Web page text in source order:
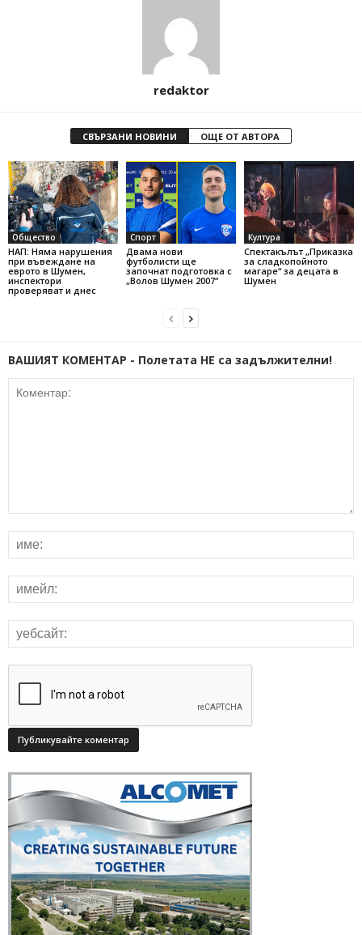
redaktor
СВЪРЗАНИ НОВИНИ ОЩЕ ОТ АВТОРА
Общество
НАП: Няма нарушения
при въвеждане на
еврото в Шумен,
инспектори
проверяват и днес
Спорт
Двама нови
футболисти ще
започнат подготовка с
„Волов Шумен 2007“
Култура
Спектакълът „Приказка
за сладкопойното
магаре“ за децата в
Шумен
ВАШИЯТ КОМЕНТАР - Полетата НЕ са задължителни!